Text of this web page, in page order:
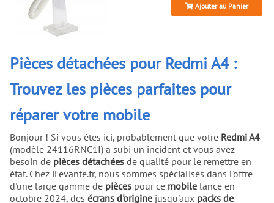
Ajouter au Panier
Pièces détachées pour Redmi A4 :
Trouvez les pièces parfaites pour
réparer votre mobile
Bonjour ! Si vous êtes ici, probablement que votre Redmi A4
(modèle 24116RNC1I) a subi un incident et vous avez
besoin de pièces détachées de qualité pour le remettre en
état. Chez iLevante.fr, nous sommes spécialisés dans l'offre
d'une large gamme de pièces pour ce mobile lancé en
octobre 2024, des écrans d'origine jusqu'aux packs de